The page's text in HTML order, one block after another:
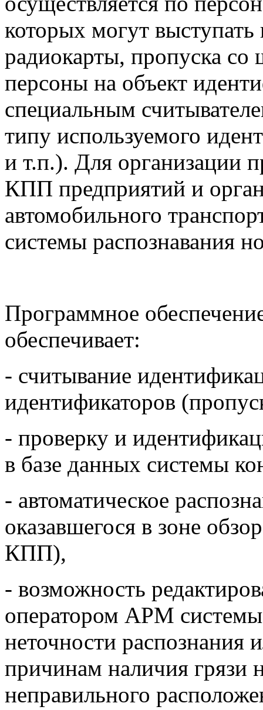
которых могут
радиокарты, пропуска
персоны на объект
специальным
типу используемого
и т.п.). Для организации
КПП предприятий и
автомобильного
системы распознавания
Программное
обеспечивает:
- считывание
идентификаторов
- проверку и
в базе данных системы
- автоматическое
оказавшегося в зоне
КПП),
- возможность
оператором АРМ
неточности распознания
причинам наличия грязи
неправильного